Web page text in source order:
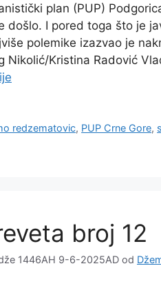
plan (PUP)
došlo. I pored toga što je
polemike izazvao je
Nikolić/Kristina Radović
redzematovic, PUP Crne Gore,
broj 12
1446AH 9-6-2025AD od